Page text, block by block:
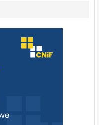
warto
poznać
[fotorelacja]